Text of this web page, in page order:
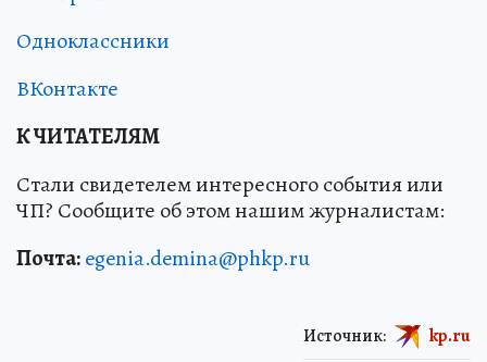
Одноклассники
ВКонтакте
К ЧИТАТЕЛЯМ
Стали свидетелем интересного события или
ЧП? Сообщите об этом нашим журналистам:
Почта:egenia.demina@phkp.ru
Источник: kp.ru